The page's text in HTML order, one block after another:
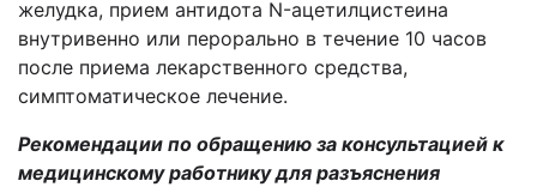
желудка, прием антидота N-ацетилцистеина
внутривенно или перорально в течение 10 часов
после приема лекарственного средства,
симптоматическое лечение.
Рекомендации по обращению за консультацией к
медицинскому работнику для разъяснения